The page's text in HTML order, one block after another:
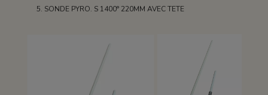
SONDE PYRO. S 1400° 220MM AVEC TETE